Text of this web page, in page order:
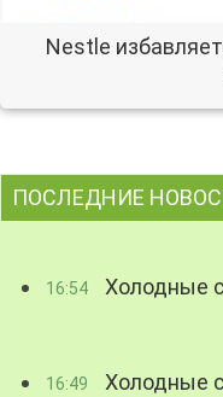
Nestle
ПОСЛЕДНИЕ
16:54 Холодные
16:49 Холодные